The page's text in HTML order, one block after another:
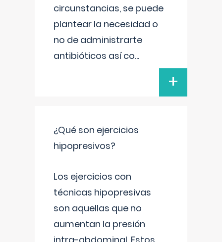
circunstancias, se puede
plantear la necesidad o
no de administrarte
antibióticos así co...
+
¿Qué son ejercicios
hipopresivos?
Los ejercicios con
técnicas hipopresivas
son aquellas que no
aumentan la presión